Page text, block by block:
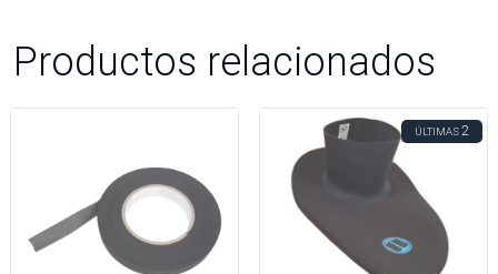
Productos relacionados
ÚLTIMAS2